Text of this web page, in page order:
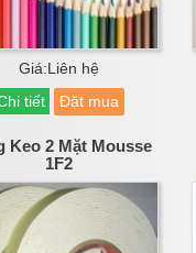
Giá:Liên hệ
tiết
Đặt mua
Keo 2 Mặt Mousse
1F2